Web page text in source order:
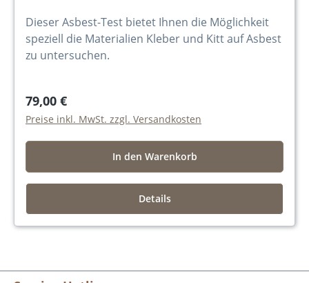
Dieser Asbest-Test bietet Ihnen die Möglichkeit
speziell die Materialien Kleber und Kitt auf Asbest
zu untersuchen.
79,00 €
Preise inkl. MwSt. zzgl. Versandkosten
In den Warenkorb
Details